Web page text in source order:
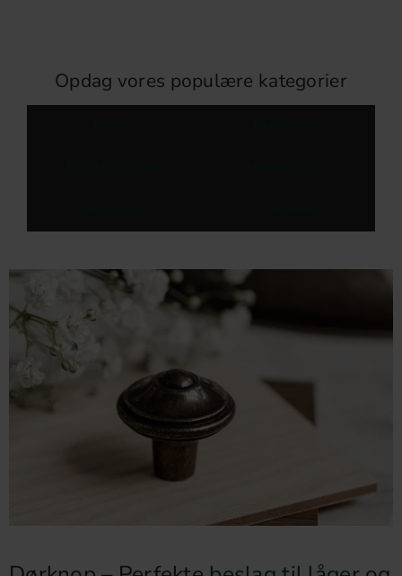
Opdag vores populære kategorier